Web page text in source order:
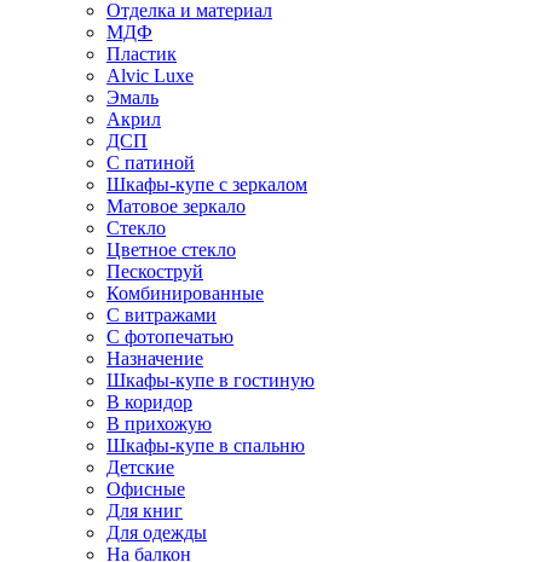
Отделка и материал
МДФ
Пластик
Alvic Luxe
Эмаль
Акрил
ДСП
С патиной
Шкафы-купе с зеркалом
Матовое зеркало
Стекло
Цветное стекло
Пескоструй
Комбинированные
С витражами
С фотопечатью
Назначение
Шкафы-купе в гостиную
В коридор
В прихожую
Шкафы-купе в спальню
Детские
Офисные
Для книг
Для одежды
На балкон